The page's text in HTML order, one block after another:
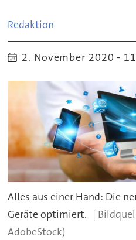
Redaktion
2. November 2020 -
Alles aus einer Hand: Die
Geräte optimiert.
AdobeStock)